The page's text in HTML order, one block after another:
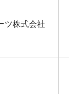
ツ株式会社